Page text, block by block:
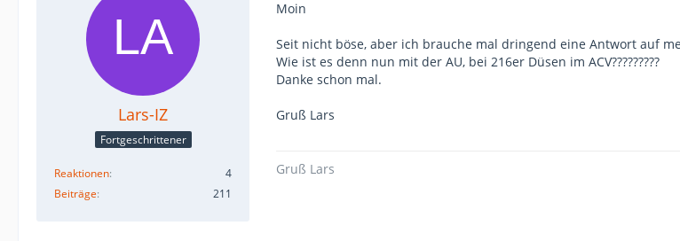
Lars-IZ
Fortgeschrittener
Reaktionen
4
Beiträge
211
Moin
Seit nicht böse, aber ich brauche mal dringend eine Antwort auf
Wie ist es denn nun mit der AU, bei 216er Düsen im ACV?????????
Danke schon mal.
Gruß Lars
Gruß Lars